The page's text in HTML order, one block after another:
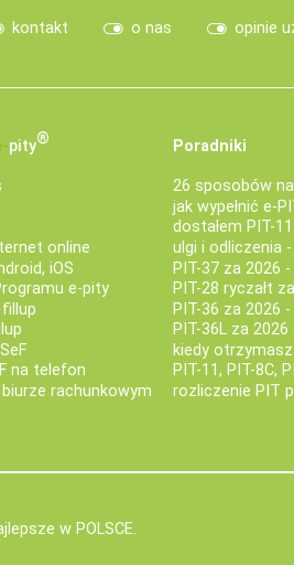
kontakt o nas opinie
pity®
online
iOS
e-pity
na telefon
rachunkowym
Poradniki
26 sposobów
jak wypełnić e-
dostałem PIT-
ulgi i odliczenia
PIT-37 za 2026
PIT-28 ryczałt
PIT-36 za 2026
PIT-36L za
kiedy
PIT-11, PIT-8C,
rozliczenie PIT
w POLSCE.